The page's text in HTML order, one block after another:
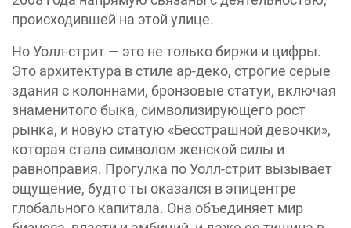
происходившей на этой улице.
Но Уолл-стрит — это не только биржи и цифры.
Это архитектура в стиле ар-деко, строгие серые
здания с колоннами, бронзовые статуи, включая
знаменитого быка, символизирующего рост
рынка, и новую статую «Бесстрашной девочки»,
которая стала символом женской силы и
равноправия. Прогулка по Уолл-стрит вызывает
ощущение, будто ты оказался в эпицентре
глобального капитала. Она объединяет мир